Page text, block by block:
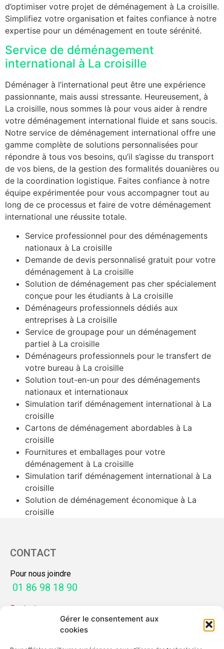
Gérer le consentement aux
cookies
d’optimiser votre projet de déménagement à La croisille.
Simplifiez votre organisation et faites confiance à notre
expertise pour un déménagement en toute sérénité.
Service de déménagement
international à La croisille
Déménager à l’international peut être une expérience
passionnante, mais aussi stressante. Heureusement, à
La croisille, nous sommes là pour vous aider à rendre
votre déménagement international fluide et sans soucis.
Notre service de déménagement international offre une
gamme complète de solutions personnalisées pour
répondre à tous vos besoins, qu’il s’agisse du transport
de vos biens, de la gestion des formalités douanières ou
de la coordination logistique. Faites confiance à notre
équipe expérimentée pour vous accompagner tout au
long de ce processus et faire de votre déménagement
international une réussite totale.
Service professionnel pour des déménagements
nationaux à La croisille
Demande de devis personnalisé gratuit pour votre
déménagement à La croisille
Solution de déménagement pas cher spécialement
conçue pour les étudiants à La croisille
Déménageurs professionnels dédiés aux
entreprises à La croisille
Service de groupage pour un déménagement
partiel à La croisille
Déménageurs professionnels pour le transfert de
votre bureau à La croisille
Solution tout-en-un pour des déménagements
nationaux et internationaux
Simulation tarif déménagement international à La
croisille
Cartons de déménagement abordables à La
croisille
Fournitures et emballages pour votre
déménagement à La croisille
Simulation tarif déménagement international à La
croisille
Solution de déménagement économique à La
croisille
CONTACT
Pour nous joindre
01 86 98 18 90
Contactez-nous